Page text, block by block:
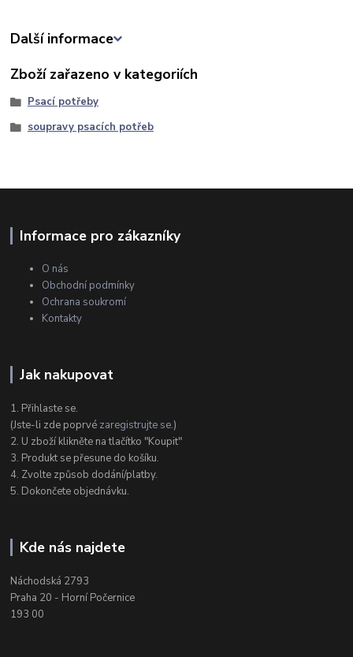
Další informace
Zboží zařazeno v kategoriích
Psací potřeby
soupravy psacích potřeb
Informace pro zákazníky
O nás
Obchodní podmínky
Ochrana soukromí
Kontakty
Jak nakupovat
1. Přihlaste se.
(Jste-li zde poprvé zaregistrujte se.)
2. U zboží klikněte na tlačítko "Koupit"
3. Produkt se přesune do košíku.
4. Zvolte způsob dodání/platby.
5. Dokončete objednávku.
Kde nás najdete
Náchodská 2793
Praha 20 - Horní Počernice
193 00